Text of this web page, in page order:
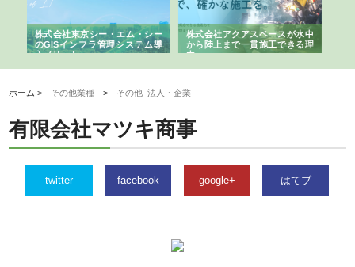
ム導
株式会社アクアスペースが水中
から陸上まで一貫施工できる理
由
株式会社地盤調査事務所が選ば
れ続ける理由と建設コンサルの
強み
ホーム > その他業種 > その他_法人・企業
有限会社マツキ商事
twitter facebook google+ はてブ